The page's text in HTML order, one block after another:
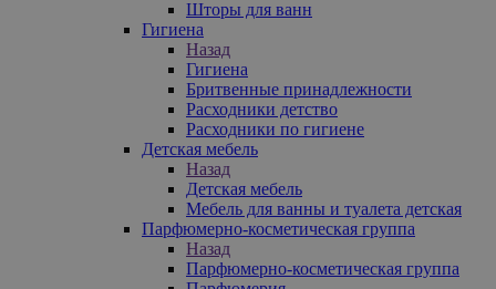
Шторы для ванн
Гигиена
Назад
Гигиена
Бритвенные принадлежности
Расходники детство
Расходники по гигиене
Детская мебель
Назад
Детская мебель
Мебель для ванны и туалета детская
Парфюмерно-косметическая группа
Назад
Парфюмерно-косметическая группа